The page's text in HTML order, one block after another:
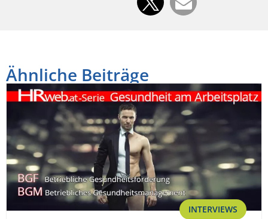
Ähnliche Beiträge
INTERVIEWS